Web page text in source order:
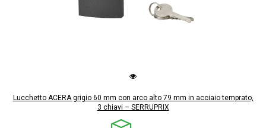
Lucchetto ACERA grigio 60 mm con arco alto 79 mm in acciaio temprato,
3 chiavi – SERRUPRIX